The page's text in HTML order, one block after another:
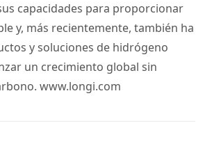
capacidades para proporcionar
y, más recientemente, también ha
y soluciones de hidrógeno
un crecimiento global sin
www.longi.com